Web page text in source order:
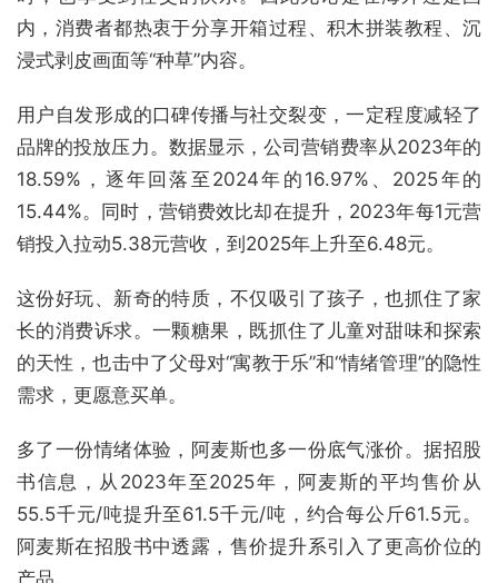
内，消费者都热衷于分享开箱过程、积木拼装教程、沉
浸式剥皮画面等“种草”内容。
用户自发形成的口碑传播与社交裂变，一定程度减轻了
品牌的投放压力。数据显示，公司营销费率从2023年的
18.59%，逐年回落至2024年的16.97%、2025年的
15.44%。同时，营销费效比却在提升，2023年每1元营
销投入拉动5.38元营收，到2025年上升至6.48元。
这份好玩、新奇的特质，不仅吸引了孩子，也抓住了家
长的消费诉求。一颗糖果，既抓住了儿童对甜味和探索
的天性，也击中了父母对“寓教于乐”和“情绪管理”的隐性
需求，更愿意买单。
多了一份情绪体验，阿麦斯也多一份底气涨价。据招股
书信息，从2023年至2025年，阿麦斯的平均售价从
55.5千元/吨提升至61.5千元/吨，约合每公斤61.5元。
阿麦斯在招股书中透露，售价提升系引入了更高价位的